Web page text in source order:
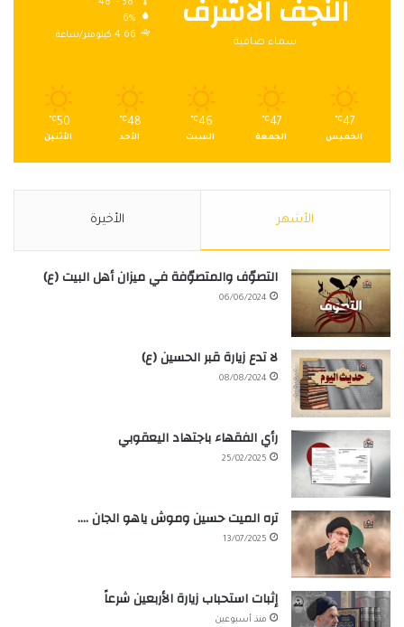
النجف الاشرف
سماء صافية
6%
4.66 كيلومتر/ساعة
47
℃
الخميس
47
℃
الجمعة
46
℃
السبت
48
℃
الأحد
50
℃
الأثنين
الأشهر الأخيرة
التصوّف والمتصوّفة في ميزان أهل البيت (ع)
06/06/2024
لا تدع زيارة قبر الحسين (ع)
08/08/2024
رأي الفقهاء باجتهاد اليعقوبي
25/02/2025
تره الميت حسين وموش ياهو الجان ….
13/07/2025
إثبات استحباب زيارة الأربعين شرعاً
منذ أسبوعين